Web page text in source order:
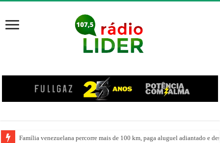
Família venezuelana percorre mais de 100 km, paga aluguel adiantado e
Centro de ciclone fica sobre o oceano e não atinge diretamente SC,